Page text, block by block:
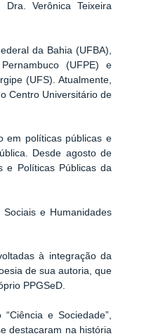
Verônica Teixeira
da Bahia (UFBA),
(UFPE) e
(UFS). Atualmente,
Centro Universitário de
em políticas públicas e
Desde agosto de
e Políticas Públicas da
e Humanidades
à integração da
de sua autoria, que
PPGSeD.
e Sociedade”,
destacaram na história